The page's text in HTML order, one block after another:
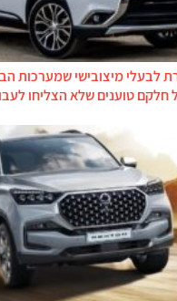
לבעלי מיצובישי שמערכות
חלקם טוענים שלא הצליחו